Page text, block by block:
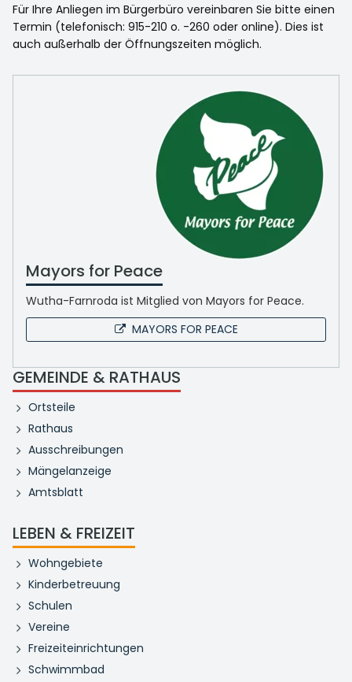
Für Ihre Anliegen im Bürgerbüro vereinbaren Sie bitte einen
Termin (telefonisch: 915-210 o. -260 oder online). Dies ist
auch außerhalb der Öffnungszeiten möglich.
Mayors for Peace
Wutha-Farnroda ist Mitglied von Mayors for Peace.
MAYORS FOR PEACE
GEMEINDE & RATHAUS
Ortsteile
Rathaus
Ausschreibungen
Mängelanzeige
Amtsblatt
LEBEN & FREIZEIT
Wohngebiete
Kinderbetreuung
Schulen
Vereine
Freizeiteinrichtungen
Schwimmbad